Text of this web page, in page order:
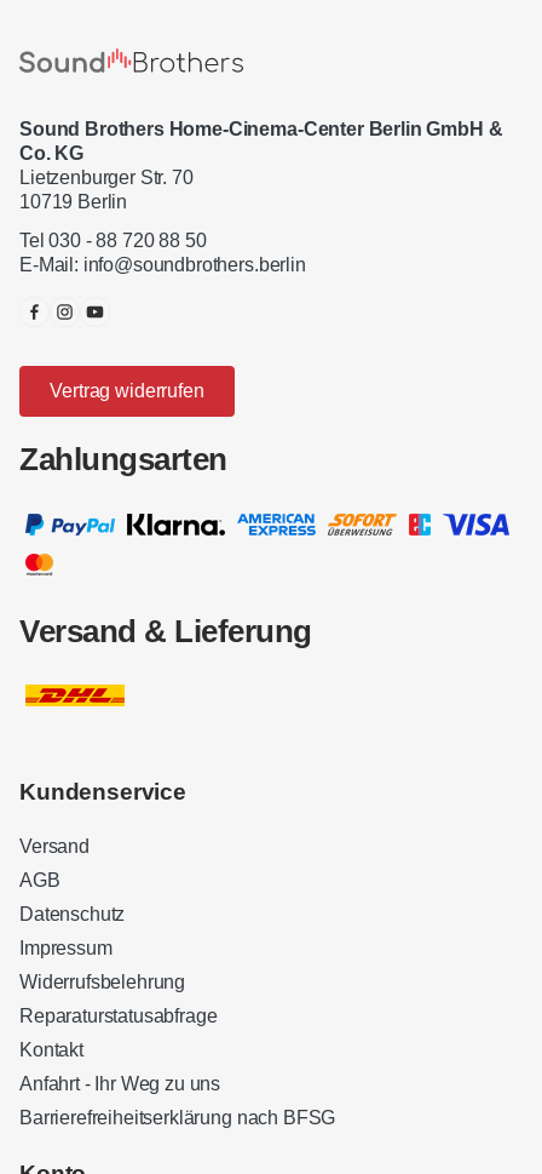
Sound Brothers Home-Cinema-Center Berlin GmbH &
Co. KG
Lietzenburger Str. 70
10719 Berlin
Tel 030 - 88 720 88 50
E-Mail: info@soundbrothers.berlin
Vertrag widerrufen
Zahlungsarten
Versand & Lieferung
Kundenservice
Versand
AGB
Datenschutz
Impressum
Widerrufsbelehrung
Reparaturstatusabfrage
Kontakt
Anfahrt - Ihr Weg zu uns
Barrierefreiheitserklärung nach BFSGKundenbewertungen und Erfahrungen zu